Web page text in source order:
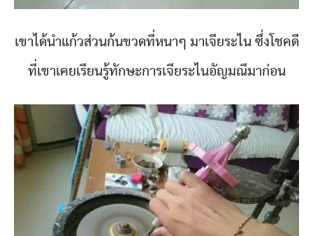
เขาได้นำแก้วส่วนก้นขวดที่หนาๆ มาเจียระไน ซึ่งโชคดี
ที่เขาเคยเรียนรู้ทักษะการเจียระไนอัญมณีมาก่อน